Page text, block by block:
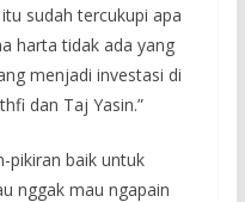
sudah tercukupi apa
harta tidak ada yang
menjadi investasi di
dan Taj Yasin.”
pikiran baik untuk
nggak mau ngapain